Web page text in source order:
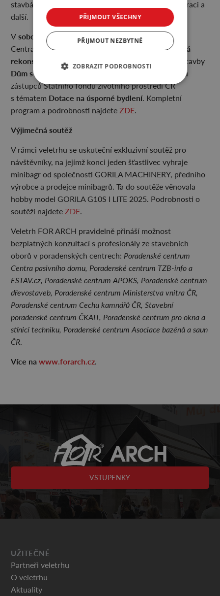
stavbách, vzduchotěsnosti na obálce domu, rekuperaci a
další.
Vsobotu 20. září
opět zazní přednášky od ADMD a
Centra pasivního domu, navíc se přidajíEkonomická
rekonstrukce koupelen
, prezentace pasivní dřevostavby
Dům s vodním světem
a další. Dojde i na přednášku
zástupců Státního fondu životního prostředí ČR
s tématem Dotace na úsporné bydlení. Kompletní
program a podrobnosti najdeteZDE.
Výjimečná soutěž
V rámci veletrhu se uskuteční exkluzivní soutěž pro
návštěvníky, na jejímž konci jeden šťastlivec vyhraje
minibagr od společnosti GORILA MACHINERY, předního
výrobce a prodejce minibagrů. Ta do soutěže věnovala
hobby model GORILA G10S I LITE 2025. Podrobnosti o
soutěži najdeteZDE.
Veletrh FOR ARCH pravidelně přináší možnost
bezplatných konzultací s profesionály ze stavebních
oborů v poradenských centrech: Poradenské centrum
Centra pasivního domu, Poradenské centrum TZB-info a
ESTAV.cz, Poradenské centrum APOKS, Poradenské centrum
dřevostaveb, Poradenské centrum Ministerstva vnitra ČR,
Poradenské centrum Cechu kamnářů ČR, Stavební
poradenské centrum ČKAIT, Poradenské centrum pro okna a
stínicí techniku, Poradenské centrum Asociace bazénů a saun
ČR.
Více nawww.forarch.cz.
VSTUPENKY
UŽITEČNÉ
Partneři veletrhu
O veletrhu
Aktuality
PŘIJMOUT VŠECHNY
PŘIJMOUT NEZBYTNÉ
ZOBRAZIT PODROBNOSTI